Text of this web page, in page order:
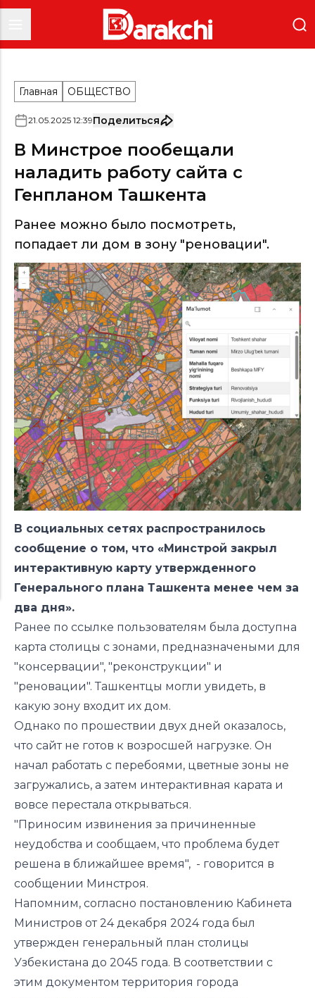
Главная ОБЩЕСТВО
21.05.2025 12:39Поделиться
В Минстрое пообещали
наладить работу сайта с
Генпланом Ташкента
Ранее можно было посмотреть,
попадает ли дом в зону "реновации".
В социальных сетях распространилось
сообщение о том, что «Минстрой закрыл
интерактивную карту утвержденного
Генерального плана Ташкента менее чем за
два дня».
Ранее по ссылке пользователям была доступна
карта столицы с зонами, предназначеными для
"консервации", "реконструкции" и
"реновации". Ташкентцы могли увидеть, в
какую зону входит их дом.
Однако по прошествии двух дней оказалось,
что сайт не готов к возросшей нагрузке. Он
начал работать с перебоями, цветные зоны не
загружались, а затем интерактивная карата и
вовсе перестала открываться.
"Приносим извинения за причиненные
неудобства и сообщаем, что проблема будет
решена в ближайшее время", - говорится в
сообщении Минстроя.
Напомним, согласно постановлению Кабинета
Министров от 24 декабря 2024 года был
утвержден генеральный план столицы
Узбекистана до 2045 года. В соответствии с
этим документом территория города